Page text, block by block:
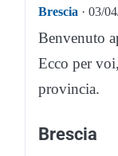
Brescia · 03/
Benvenuto
Ecco per
provincia.
Brescia